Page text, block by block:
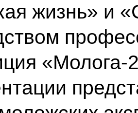
жизнь» и
«Молога-